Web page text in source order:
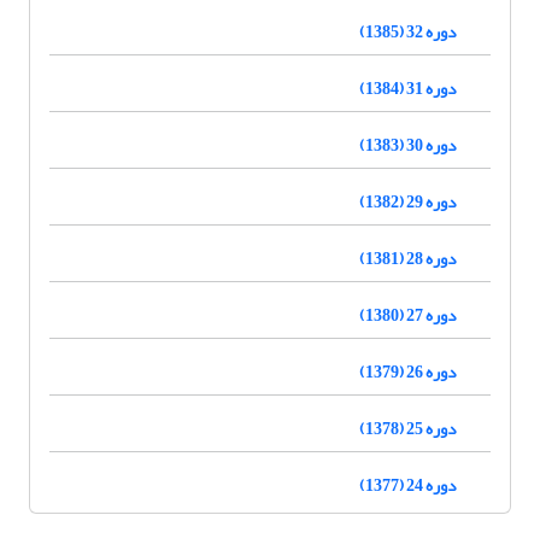
دوره 32 (1385)
دوره 31 (1384)
دوره 30 (1383)
دوره 29 (1382)
دوره 28 (1381)
دوره 27 (1380)
دوره 26 (1379)
دوره 25 (1378)
دوره 24 (1377)